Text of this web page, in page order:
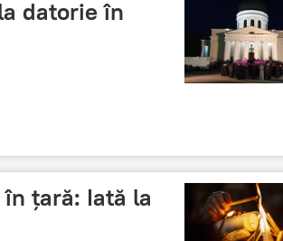
datorie în
țară: Iată la